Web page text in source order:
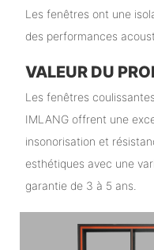
Les fenêtres ont une
des performances
VALEUR DU
Les fenêtres
IMLANG offrent une
insonorisation et
esthétiques avec une
garantie de 3 à 5 ans.